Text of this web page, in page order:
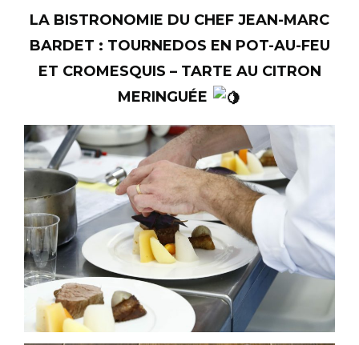
LA BISTRONOMIE DU CHEF JEAN-MARC
BARDET : TOURNEDOS EN POT-AU-FEU
ET CROMESQUIS – TARTE AU CITRON
MERINGUÉE